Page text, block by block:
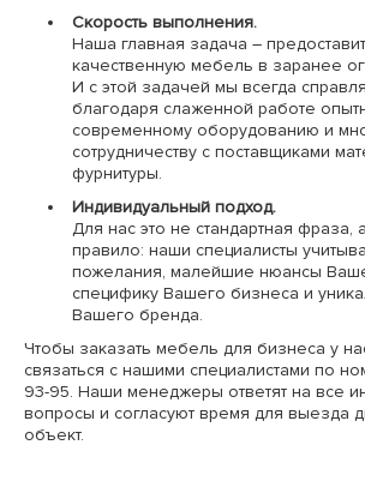
Скорость выполнения.
Наша главная задача –
качественную мебель в заранее
И с этой задачей мы всегда
благодаря слаженной работе
современному оборудованию и
сотрудничеству с поставщиками
фурнитуры.
Индивидуальный подход.
Для нас это не стандартная
правило: наши специалисты
пожелания, малейшие нюансы
специфику Вашего бизнеса и
Вашего бренда.
Чтобы заказать мебель для бизнеса у
связаться с нашими специалистами по
93-95. Наши менеджеры ответят на все
вопросы и согласуют время для выезда
объект.